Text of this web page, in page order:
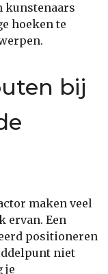
kunstenaars
hoeken te
bij
maken veel
ervan. Een
positioneren
niet
je